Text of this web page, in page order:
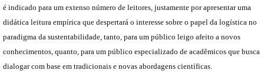
é indicado para um extenso número de leitores, justamente por apresentar uma
didática leitura empírica que despertará o interesse sobre o papel da logística no
paradigma da sustentabilidade, tanto, para um público leigo afeito a novos
conhecimentos, quanto, para um público especializado de acadêmicos que busca
dialogar com base em tradicionais e novas abordagens científicas.